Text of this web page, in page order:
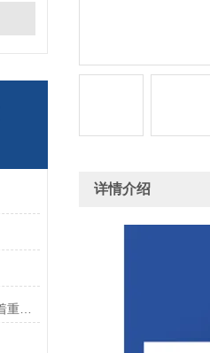
聚结分离滤芯在现代工业中发挥着重要作用
详情介绍